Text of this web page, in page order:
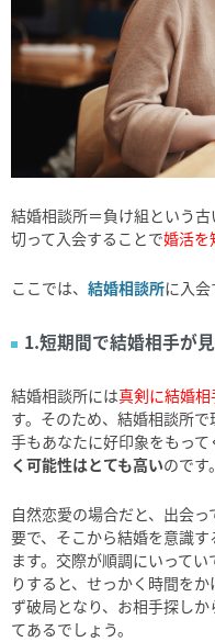
結婚相談所＝負け組という
切って入会することで婚活を
ここでは、 結婚相談所に入会
1.短期間で結婚相手が
結婚相談所には真剣に結婚
す。そのため、結婚相談所
手もあなたに好印象をもって
く可能性はとても高いのです。
自然恋愛の場合だと、出会
要で、そこから結婚を意識
ます。交際が順調にいって
りすると、せっかく時間を
ず破局となり、お相手探し
てあるでしょう。